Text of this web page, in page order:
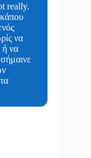
really.
να
ή να